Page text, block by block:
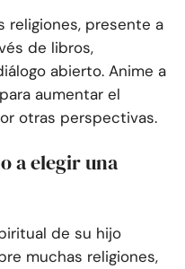
religiones, presente a
de libros,
abierto. Anime a
aumentar el
otras perspectivas.
a elegir una
de su hijo
muchas religiones,